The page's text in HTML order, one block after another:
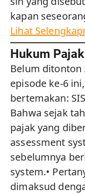
kapan
Lihat
Hukum
Belum ditonton
episode ke-6
bertemakan:
Bahwa sejak
pajak yang
assessment
sebelumnya
system.•
dimaksud